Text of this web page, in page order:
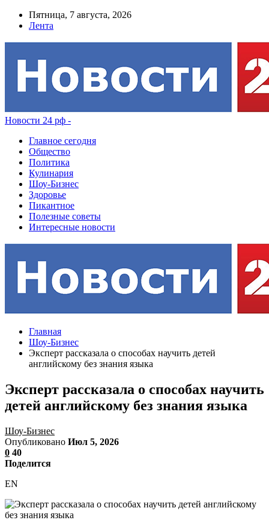
Пятница, 7 августа, 2026
Лента
Новости 24 рф -
Главное сегодня
Общество
Политика
Кулинария
Шоу-Бизнес
Здоровье
Пикантное
Полезные советы
Интересные новости
Главная
Шоу-Бизнес
Эксперт рассказала о способах научить детей
английскому без знания языка
Эксперт рассказала о способах научить
детей английскому без знания языка
Шоу-Бизнес
Опубликовано Июл 5, 2026
0 40
Поделится
EN